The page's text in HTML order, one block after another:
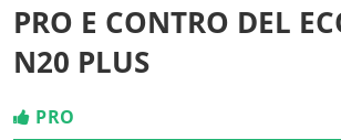
PRO E CONTRO DEL
N20 PLUS
PRO